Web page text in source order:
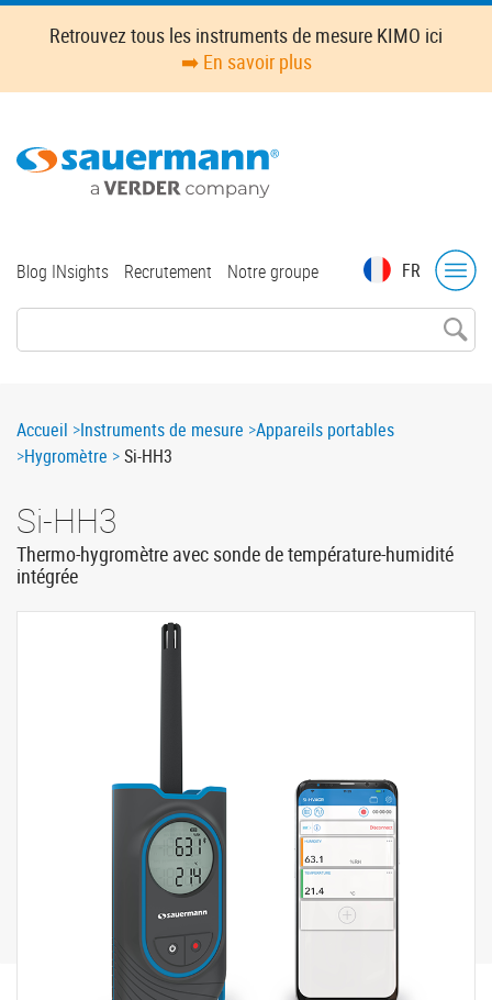
Skip
content
Retrouvez tous les instruments de mesure KIMO ici
➡️ En savoir plus
FR
Top
Blog INsights Recrutement Notre groupe
Breadcrumb
Accueil Instruments de mesure Appareils portables
Hygromètre
Si-HH3
Si-HH3
Thermo-hygromètre avec sonde de température-humidité
intégrée